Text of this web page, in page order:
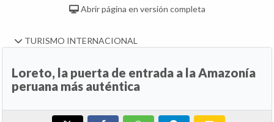
Abrir página en versión completa
TURISMO INTERNACIONAL
Loreto, la puerta de entrada a la Amazonía
peruana más auténtica